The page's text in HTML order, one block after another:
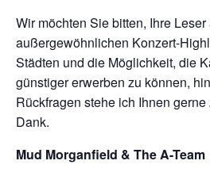
Wir möchten Sie bitten, Ihre
außergewöhnlichen Konzert-
Städten und die Möglichkeit, die
günstiger erwerben zu können,
Rückfragen stehe ich Ihnen
Dank.
Mud Morganfield & The A-Team